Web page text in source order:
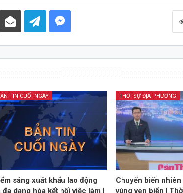
TIN CUỐI NGÀY
sáng xuất khẩu lao động
đa dạng hóa kết nối việc làm |
THỜI SỰ ĐỊA PHƯƠNG
Chuyển biến
vùng ven biển |